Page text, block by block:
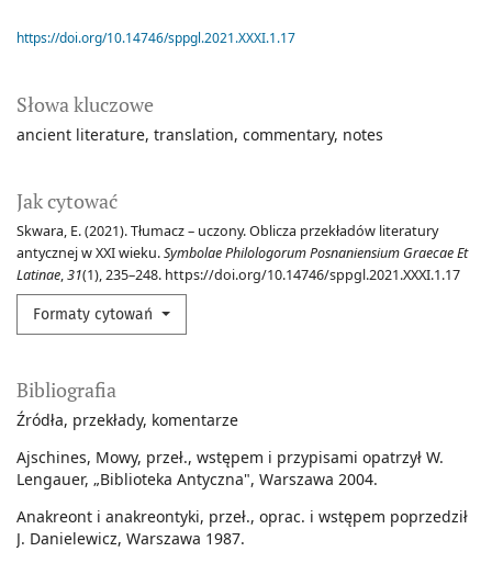
Słowa kluczowe
ancient literature translation commentary notes
Jak cytować
Skwara, E. (2021). Tłumacz – uczony. Oblicza przekładów literatury
antycznej w XXI wieku.Symbolae Philologorum Posnaniensium Graecae Et
Latinae,31(1), 235–248. https://doi.org/10.14746/sppgl.2021.XXXI.1.17
Formaty cytowań
https://doi.org/10.14746/sppgl.2021.XXXI.1.17
Bibliografia
Źródła, przekłady, komentarze
Ajschines, Mowy, przeł., wstępem i przypisami opatrzył W.
Lengauer, „Biblioteka Antyczna", Warszawa 2004.
Anakreont i anakreontyki, przeł., oprac. i wstępem poprzedził
J. Danielewicz, Warszawa 1987.